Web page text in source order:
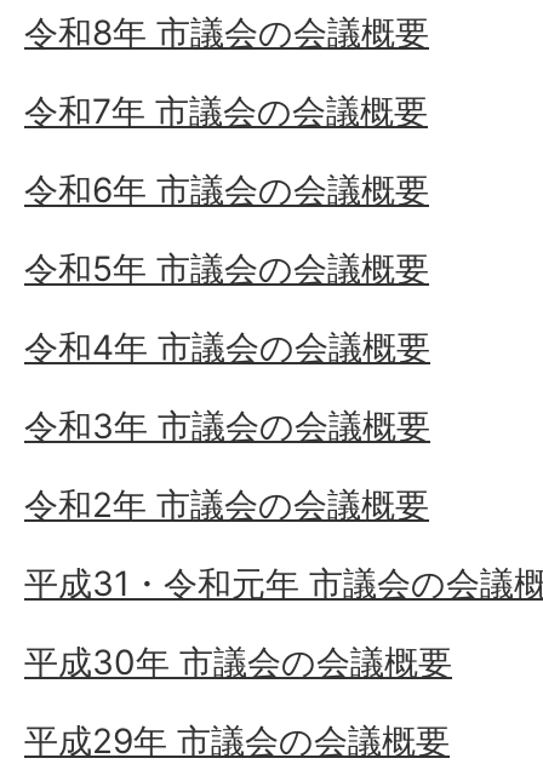
令和8年 市議会の会議概要
令和7年 市議会の会議概要
令和6年 市議会の会議概要
令和5年 市議会の会議概要
令和4年 市議会の会議概要
令和3年 市議会の会議概要
令和2年 市議会の会議概要
平成31・令和元年 市議会の会議
平成30年 市議会の会議概要
平成29年 市議会の会議概要